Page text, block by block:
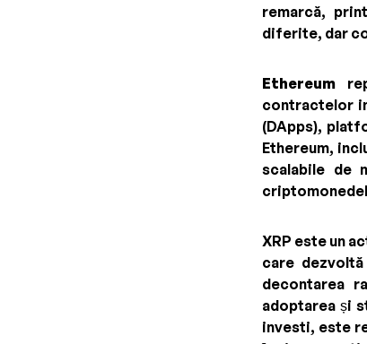
remarcă,
diferite, dar
Ethereum
contractelor
(DApps),
Ethereum,
scalabile de
XRP este un
care
decontarea
adoptarea și
investi, este